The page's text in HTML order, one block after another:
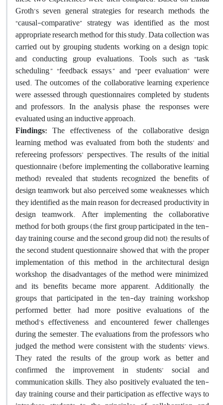
Groth’s seven general strategies for research methods, the
“causal-comparative” strategy was identified as the most
appropriate research method for this study. Data collection was
carried out by grouping students, working on a design topic,
and conducting group evaluations. Tools such as “task
scheduling,” “feedback essays,” and “peer evaluation” were
used. The outcomes of the collaborative learning experience
were assessed through questionnaires completed by students
and professors. In the analysis phase, the responses were
evaluated using an inductive approach.
Findings: The effectiveness of the collaborative design
learning method was evaluated from both the students’ and
refereeing professors’ perspectives. The results of the initial
questionnaire (before implementing the collaborative learning
method) revealed that students recognized the benefits of
design teamwork but also perceived some weaknesses, which
they identified as the main reason for decreased productivity in
design teamwork. After implementing the collaborative
method for both groups (the first group participated in the ten-
day training course, and the second group did not), the results of
the second student questionnaire showed that, with the proper
implementation of this method in the architectural design
workshop, the disadvantages of the method were minimized,
and its benefits became more apparent. Additionally, the
groups that participated in the ten-day training workshop
performed better, had more positive evaluations of the
method’s effectiveness, and encountered fewer challenges
during the semester. The evaluations from the professors who
judged the method were consistent with the students’ views.
They rated the results of the group work as better and
confirmed the improvement in students’ social and
communication skills. They also positively evaluated the ten-
day training course and their participation as effective ways to